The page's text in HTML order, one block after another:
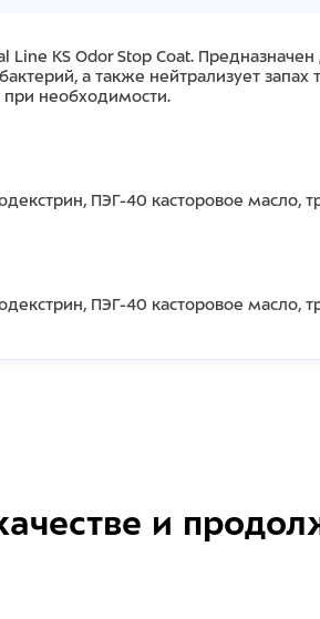
Line KS Odor Stop Coat.
а также нейтрализует запах
при необходимости.
ПЭГ-40 касторовое масло,
ПЭГ-40 касторовое масло,
и